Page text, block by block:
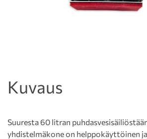
Kuvaus
Suuresta 60 litran
yhdistelmäkone on helppokäyttöinen